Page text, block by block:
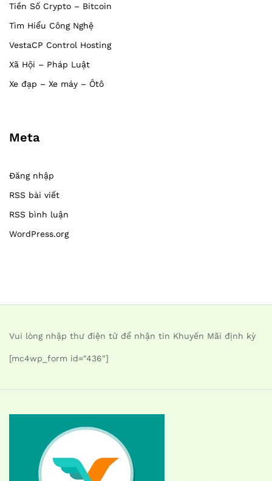
Tiền Số Crypto – Bitcoin
Tìm Hiểu Công Nghệ
VestaCP Control Hosting
Xã Hội – Pháp Luật
Xe đạp – Xe máy – Ôtô
Meta
Đăng nhập
RSS bài viết
RSS bình luận
WordPress.org
Vui lòng nhập thư điện tử để nhận tin Khuyến Mãi định kỳ
[mc4wp_form id="436"]